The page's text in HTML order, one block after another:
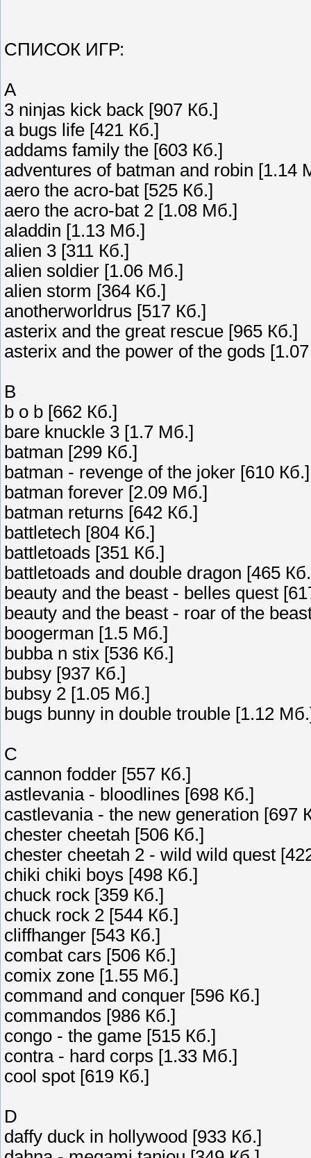
СПИСОК ИГР:
A
3 ninjas kick back [907 Кб.]
a bugs life [421 Кб.]
addams family the [603 Кб.]
adventures of batman and robin [1.14
aero the acro-bat [525 Кб.]
aero the acro-bat 2 [1.08 Мб.]
aladdin [1.13 Мб.]
alien 3 [311 Кб.]
alien soldier [1.06 Мб.]
alien storm [364 Кб.]
anotherworldrus [517 Кб.]
asterix and the great rescue [965 Кб.]
asterix and the power of the gods
B
b o b [662 Кб.]
bare knuckle 3 [1.7 Мб.]
batman [299 Кб.]
batman - revenge of the joker [610 Кб.]
batman forever [2.09 Мб.]
batman returns [642 Кб.]
battletech [804 Кб.]
battletoads [351 Кб.]
battletoads and double dragon [465
beauty and the beast - belles quest
beauty and the beast - roar of the
boogerman [1.5 Мб.]
bubba n stix [536 Кб.]
bubsy [937 Кб.]
bubsy 2 [1.05 Мб.]
bugs bunny in double trouble [1.12
C
cannon fodder [557 Кб.]
astlevania - bloodlines [698 Кб.]
castlevania - the new generation [697
chester cheetah [506 Кб.]
chester cheetah 2 - wild wild quest
chiki chiki boys [498 Кб.]
chuck rock [359 Кб.]
chuck rock 2 [544 Кб.]
cliffhanger [543 Кб.]
combat cars [506 Кб.]
comix zone [1.55 Мб.]
command and conquer [596 Кб.]
commandos [986 Кб.]
congo - the game [515 Кб.]
contra - hard corps [1.33 Мб.]
cool spot [619 Кб.]
D
daffy duck in hollywood [933 Кб.]